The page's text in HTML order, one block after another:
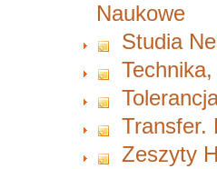
Naukowe
Studia
Transfer.
Zeszyty